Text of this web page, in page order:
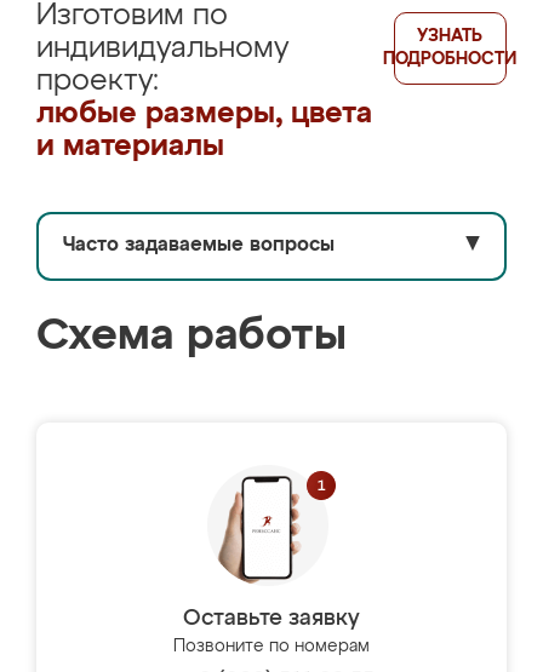
Изготовим по
индивидуальному
проекту:
любые размеры, цвета
и материалы
УЗНАТЬ
ПОДРОБНОСТИ
Часто задаваемые вопросы ▼
Схема работы
Оставьте заявку
Позвоните по номерам